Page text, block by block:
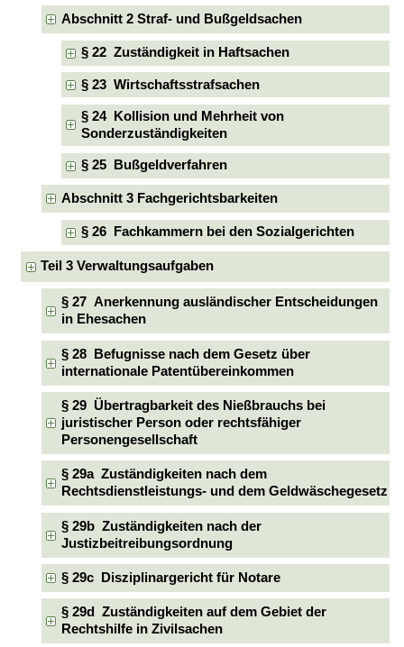
Abschnitt 2 Straf- und Bußgeldsachen
§ 22 Zuständigkeit in Haftsachen
§ 23 Wirtschaftsstrafsachen
§ 24 Kollision und Mehrheit von
Sonderzuständigkeiten
§ 25 Bußgeldverfahren
Abschnitt 3 Fachgerichtsbarkeiten
§ 26 Fachkammern bei den Sozialgerichten
Teil 3 Verwaltungsaufgaben
§ 27 Anerkennung ausländischer Entscheidungen
in Ehesachen
§ 28 Befugnisse nach dem Gesetz über
internationale Patentübereinkommen
§ 29 Übertragbarkeit des Nießbrauchs bei
juristischer Person oder rechtsfähiger
Personengesellschaft
§ 29a Zuständigkeiten nach dem
Rechtsdienstleistungs- und dem Geldwäschegesetz
§ 29b Zuständigkeiten nach der
Justizbeitreibungsordnung
§ 29c Disziplinargericht für Notare
§ 29d Zuständigkeiten auf dem Gebiet der
Rechtshilfe in Zivilsachen